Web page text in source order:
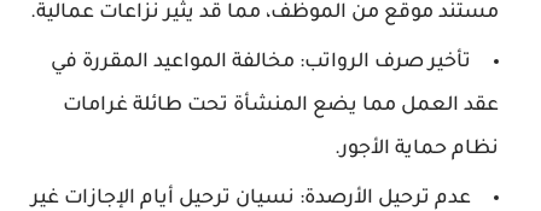
مستند موقع من الموظف، مما قد يثير نزاعات عمالية.
تأخير صرف الرواتب: مخالفة المواعيد المقررة في
عقد العمل مما يضع المنشأة تحت طائلة غرامات
نظام حماية الأجور.
عدم ترحيل الأرصدة: نسيان ترحيل أيام الإجازات غير